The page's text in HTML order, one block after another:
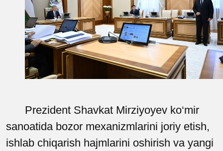
Prezident Shavkat Mirziyoyev ko‘mir
sanoatida bozor mexanizmlarini joriy etish,
ishlab chiqarish hajmlarini oshirish va yangi